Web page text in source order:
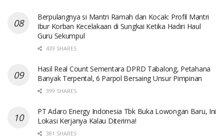
Berpulangnya si Mantri Ramah dan Kocak: Profil Mantri
Ibur Korban Kecelakaan di Sungkai Ketika Hadiri Haul
Guru Sekumpul
439 SHARES
Hasil Real Count Sementara DPRD Tabalong, Petahana
Banyak Terpental, 6 Parpol Bersaing Unsur Pimpinan
399 SHARES
PT Adaro Energy Indonesia Tbk Buka Lowongan Baru, Ini
Lokasi Kerjanya Kalau Diterima!
381 SHARES